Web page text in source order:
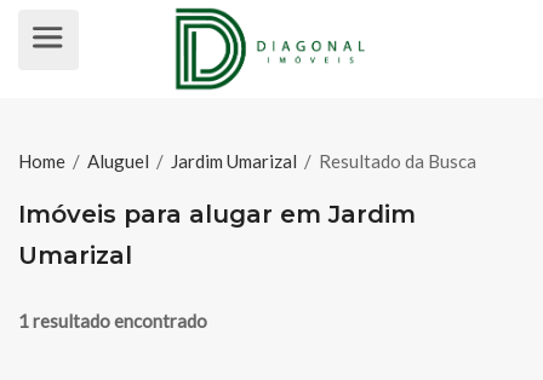
Home / Aluguel / Jardim Umarizal / Resultado da Busca
Imóveis para alugar em Jardim
Umarizal
1 resultado encontrado